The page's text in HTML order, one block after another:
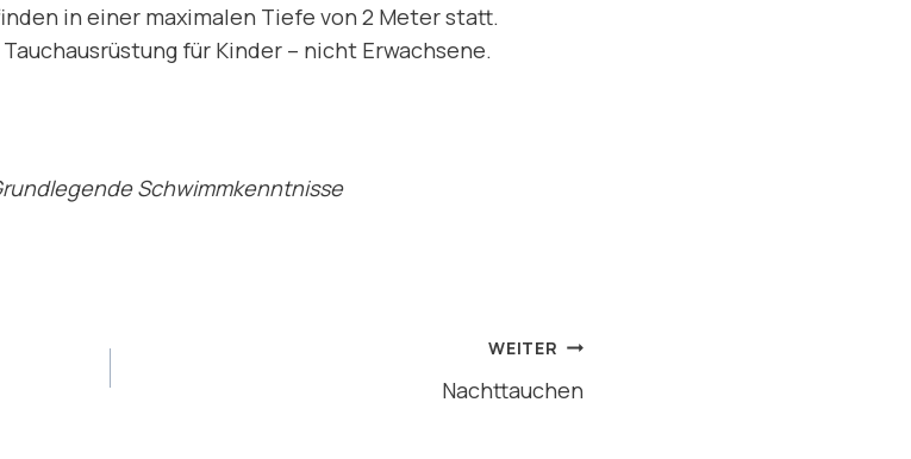
in einer maximalen Tiefe von 2 Meter statt.
für Kinder – nicht Erwachsene.
Schwimmkenntnisse
WEITER
Nachttauchen